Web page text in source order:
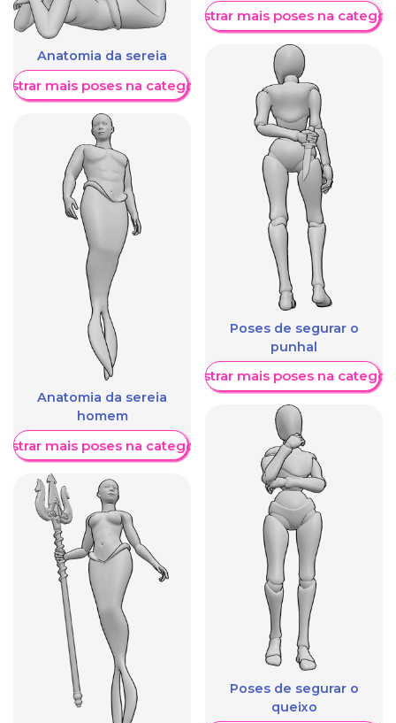
Anatomia da sereia
mais poses na categoria
Anatomia da sereia
homem
mais poses na categoria
Mostrar mais poses na
Poses de segurar o
punhal
Mostrar mais poses na
Poses de segurar o
queixo